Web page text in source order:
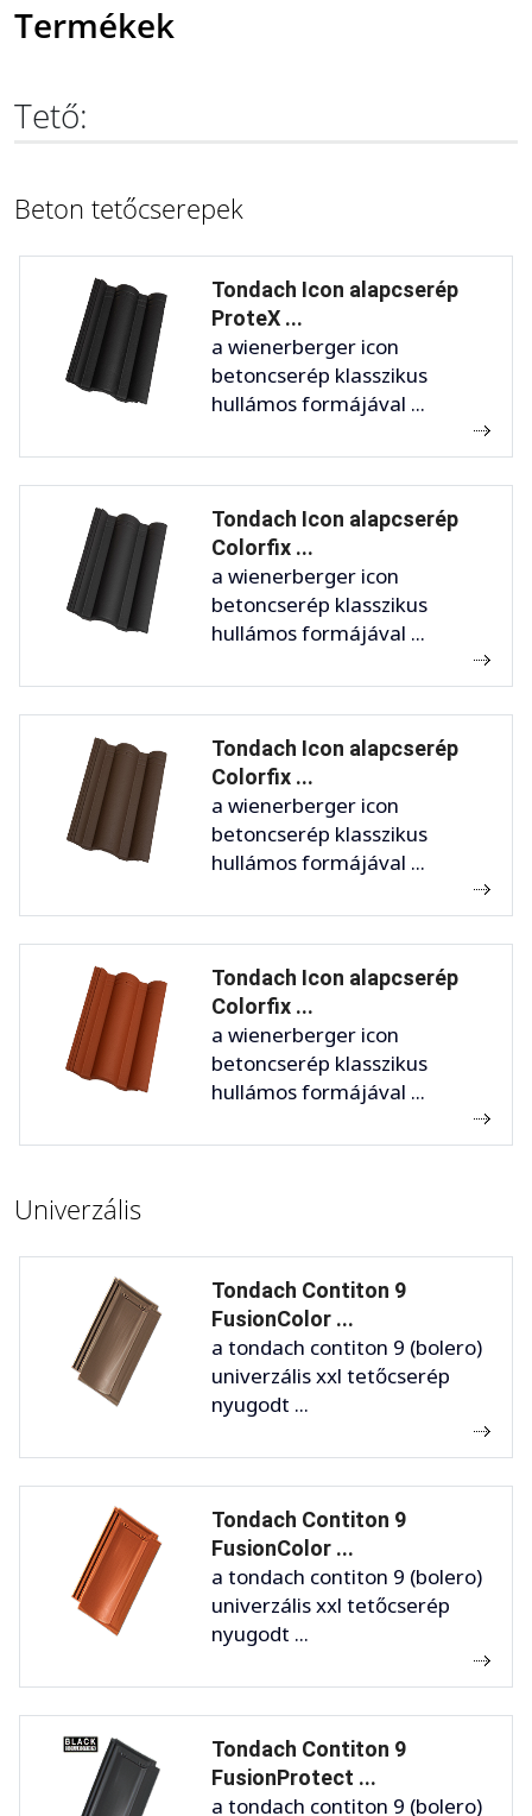
Termékek
Tető:
Beton tetőcserepek
Tondach Icon alapcserép
ProteX ...
a wienerberger icon
betoncserép klasszikus
hullámos formájával ...
Tondach Icon alapcserép
Colorfix ...
a wienerberger icon
betoncserép klasszikus
hullámos formájával ...
Tondach Icon alapcserép
Colorfix ...
a wienerberger icon
betoncserép klasszikus
hullámos formájával ...
Tondach Icon alapcserép
Colorfix ...
a wienerberger icon
betoncserép klasszikus
hullámos formájával ...
Univerzális
Tondach Contiton 9
FusionColor ...
a tondach contiton 9 (bolero)
univerzális xxl tetőcserép
nyugodt ...
Tondach Contiton 9
FusionColor ...
a tondach contiton 9 (bolero)
univerzális xxl tetőcserép
nyugodt ...
Tondach Contiton 9
FusionProtect ...
a tondach contiton 9 (bolero)